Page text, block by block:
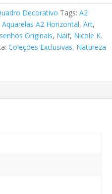
Decorativo Tags:A2
Aquarelas A2 Horizontal,Art,
Originais, Naif, Nicole K.
Coleções Exclusivas, Natureza